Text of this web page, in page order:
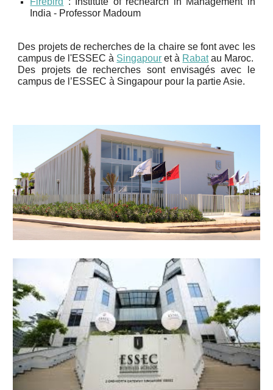
India - Professor Madoum
Des projets de recherches de la chaire se font avec les
campus de l'ESSEC à Singapour et à Rabatau Maroc.
Des projets de recherches sont envisagés avec le
campus de l’ESSEC à Singapour pour la partie Asie.